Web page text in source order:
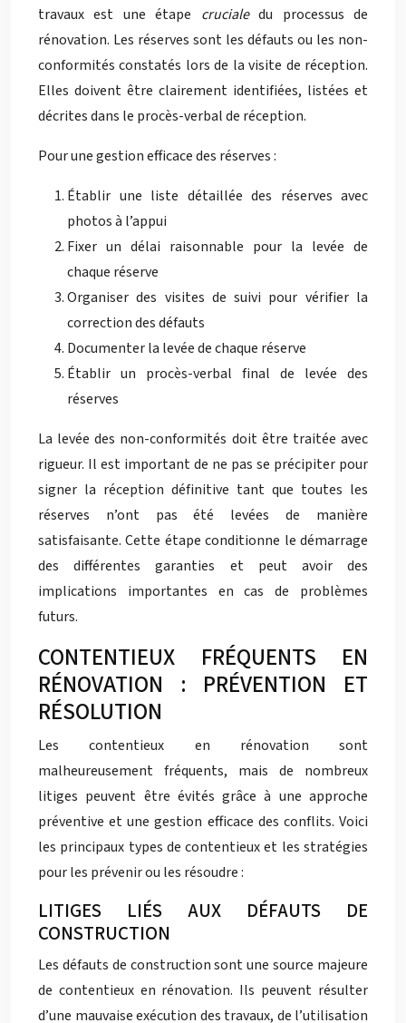
travaux est une étape crucialedu processus de
rénovation. Les réserves sont les défauts ou les non-
conformités constatés lors de la visite de réception.
Elles doivent être clairement identifiées, listées et
décrites dans le procès-verbal de réception.
Pour une gestion efficace des réserves :
Établir une liste détaillée des réserves avec
photos à l’appui
Fixer un délai raisonnable pour la levée de
chaque réserve
Organiser des visites de suivi pour vérifier la
correction des défauts
Documenter la levée de chaque réserve
Établir un procès-verbal final de levée des
réserves
La levée des non-conformités doit être traitée avec
rigueur. Il est important de ne pas se précipiter pour
signer la réception définitive tant que toutes les
réserves n’ont pas été levées de manière
satisfaisante. Cette étape conditionne le démarrage
des différentes garanties et peut avoir des
implications importantes en cas de problèmes
futurs.
CONTENTIEUX FRÉQUENTS EN
RÉNOVATION : PRÉVENTION ET
RÉSOLUTION
Les contentieux en rénovation sont
malheureusement fréquents, mais de nombreux
litiges peuvent être évités grâce à une approche
préventive et une gestion efficace des conflits. Voici
les principaux types de contentieux et les stratégies
pour les prévenir ou les résoudre :
LITIGES LIÉS AUX DÉFAUTS DE
CONSTRUCTION
Les défauts de construction sont une source majeure
de contentieux en rénovation. Ils peuvent résulter
d’une mauvaise exécution des travaux, de l’utilisation